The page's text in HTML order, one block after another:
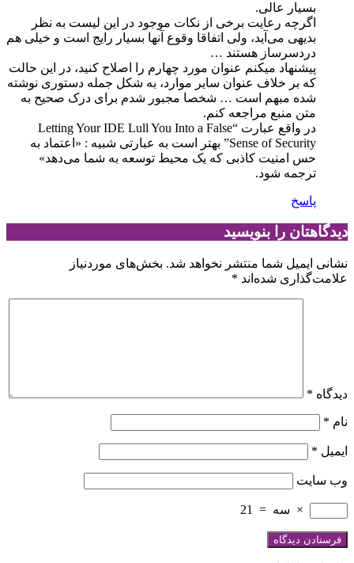
بسیار عالی.
اگرچه رعایت برخی از نکات موجود در این لیست به نظر
بدیهی می‌آید، ولی اتفاقا وقوع آنها بسیار رایج است و خیلی هم
دردسرساز هستند …
پیشنهاد میکنم عنوان مورد چهارم را اصلاح کنید،‌ در این حالت
که بر خلاف عنوان سایر موارد، به شکل جمله دستوری نوشته
شده مبهم است … شخصا مجبور شدم برای درک صحیح به
متن منبع مراجعه کنم.
در واقع عبارت “Letting Your IDE Lull You Into a False
Sense of Security” بهتر است به عبارتی شبیه : «اعتماد به
حس امنیت کاذبی که یک محیط توسعه به شما می‌دهد»
ترجمه شود.
پاسخ
دیدگاهتان را بنویسید
نشانی ایمیل شما منتشر نخواهد شد. بخش‌های موردنیاز
علامت‌گذاری شده‌اند *
دیدگاه *
نام *
ایمیل *
وب‌ سایت
× سه =
21